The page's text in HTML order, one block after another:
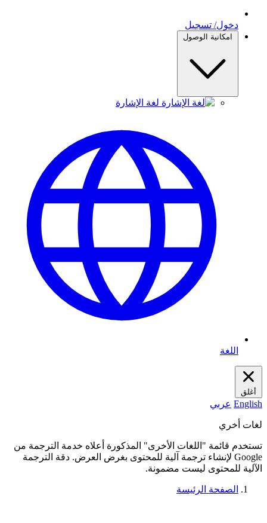
دخول/ تسجيل
امكانية الوصول
لغة الإشارة
اللغة
أغلق
English عربي
لغات أخري
تستخدم قائمة "اللغات الأخرى" المذكورة أعلاه خدمة الترجمة من
Google لإنشاء ترجمة آلية للمحتوى بغرض العرض. دقة الترجمة
الآلية للمحتوى ليست مضمونة.
الصفحة الرئيسة